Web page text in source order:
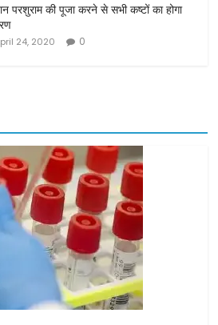
परशुराम की पूजा करने से सभी कष्टों का होगा
24, 2020 0